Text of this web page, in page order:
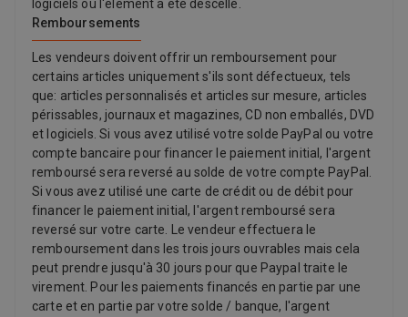
logiciels où l'élément a été descellé.
Remboursements
Les vendeurs doivent offrir un remboursement pour
certains articles uniquement s'ils sont défectueux, tels
que: articles personnalisés et articles sur mesure, articles
périssables, journaux et magazines, CD non emballés, DVD
et logiciels. Si vous avez utilisé votre solde PayPal ou votre
compte bancaire pour financer le paiement initial, l'argent
remboursé sera reversé au solde de votre compte PayPal.
Si vous avez utilisé une carte de crédit ou de débit pour
financer le paiement initial, l'argent remboursé sera
reversé sur votre carte. Le vendeur effectuera le
remboursement dans les trois jours ouvrables mais cela
peut prendre jusqu'à 30 jours pour que Paypal traite le
virement. Pour les paiements financés en partie par une
carte et en partie par votre solde / banque, l'argent